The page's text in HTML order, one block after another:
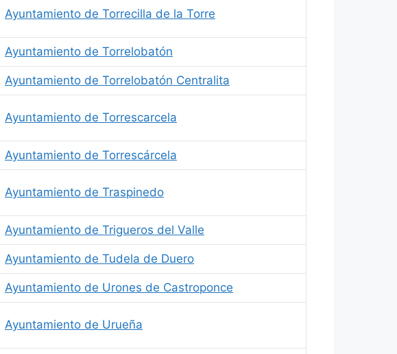
Ayuntamiento de Torrecilla de la Torre
Ayuntamiento de Torrelobatón
Ayuntamiento de Torrelobatón Centralita
Ayuntamiento de Torrescarcela
Ayuntamiento de Torrescárcela
Ayuntamiento de Traspinedo
Ayuntamiento de Trigueros del Valle
Ayuntamiento de Tudela de Duero
Ayuntamiento de Urones de Castroponce
Ayuntamiento de Urueña